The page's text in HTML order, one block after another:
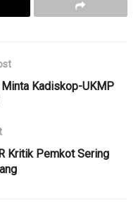
Minta Kadiskop-UKMP
Kritik Pemkot Sering